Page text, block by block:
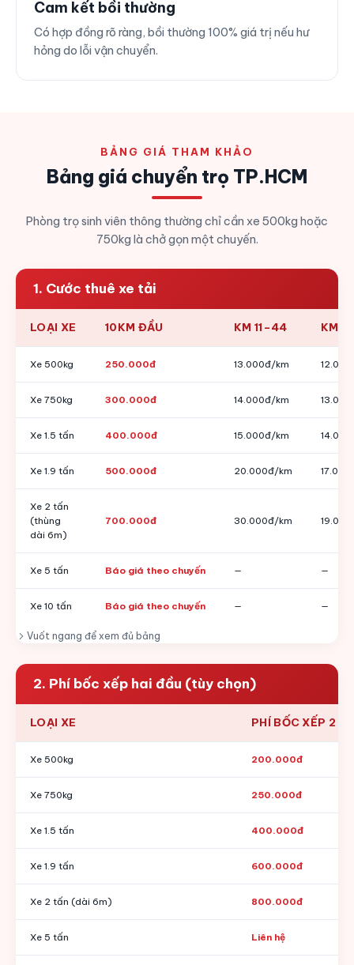
Cam kết bồi thường
Có hợp đồng rõ ràng, bồi thường 100% giá trị nếu hư
hỏng do lỗi vận chuyển.
BẢNG GIÁ THAM KHẢO
Bảng giá chuyển trọ TP.HCM
Phòng trọ sinh viên thông thường chỉ cần xe 500kg hoặc
750kg là chở gọn một chuyến.
1. Cước thuê xe tải
LOẠI XE 10KM ĐẦU KM 11–44 KM
Xe 500kg 250.000đ 13.000đ/km
Xe 750kg 300.000đ 14.000đ/km
Xe 1.5 tấn 400.000đ 15.000đ/km
Xe 1.9 tấn 500.000đ 20.000đ/km
Xe 2 tấn
(thùng
dài 6m)
700.000đ 30.000đ/km
Xe 5 tấn Báo giá theo chuyến — —
Xe 10 tấn Báo giá theo chuyến — —
Vuốt ngang để xem đủ bảng
2. Phí bốc xếp hai đầu (tùy chọn)
LOẠI XE PHÍ BỐC XẾP 2
Xe 500kg 200.000đ
Xe 750kg 250.000đ
Xe 1.5 tấn 400.000đ
Xe 1.9 tấn 600.000đ
Xe 2 tấn (dài 6m) 800.000đ
Xe 5 tấn Liên hệ